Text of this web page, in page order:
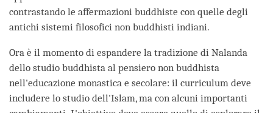
contrastando le affermazioni buddhiste con quelle degli
antichi sistemi filosofici non buddhisti indiani.
Ora è il momento di espandere la tradizione di Nalanda
dello studio buddhista al pensiero non buddhista
nell'educazione monastica e secolare: il curriculum deve
includere lo studio dell'Islam, ma con alcuni importanti